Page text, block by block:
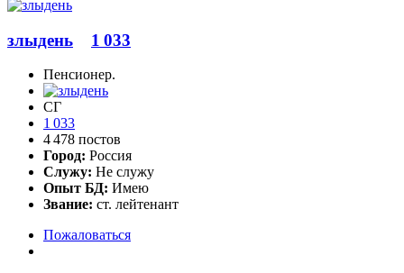
злыдень 1 033
Пенсионер.
СГ
1 033
4 478 постов
Город: Россия
Служу: Не служу
Опыт БД: Имею
Звание: ст. лейтенант
Пожаловаться